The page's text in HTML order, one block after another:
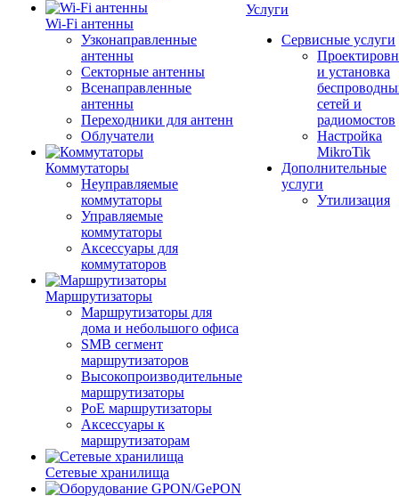
Wi-Fi антенны
Узконаправленные
антенны
Секторные антенны
Всенаправленные
антенны
Переходники для антенн
Облучатели
Коммутаторы
Неуправляемые
коммутаторы
Управляемые
коммутаторы
Аксессуары для
коммутаторов
Маршрутизаторы
Маршрутизаторы для
дома и небольшого офиса
SMB сегмент
маршрутизаторов
Высокопроизводительные
маршрутизаторы
PoE маршрутизаторы
Аксессуары к
маршрутизаторам
Сетевые хранилища
Услуги
Сервисные услуги
и установка
сетей и
радиомостов
Настройка
MikroTik
Дополнительные
услуги
Утилизация